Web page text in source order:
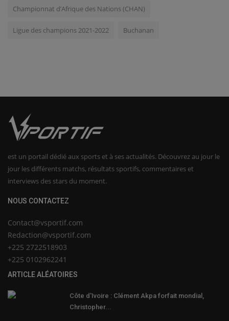
Championnat d’Afrique des Nations (CHAN)
Ligue des champions 2021-2022 Buchanan
est un portail dédié aux sports et à ses actualités. Découvrez au jour le
jour les différents matchs, résultats sportifs, commentaires et
interviews des stars du moment.
NOUS CONTACTEZ
Contact@vsportif.com
Redaction@vsportif.com
+225 2722518903
+225 0102962241
ARTICLE ALÉATOIRES
Côte d'Ivoire : Clément Akpa forfait mondial,
Christopher...